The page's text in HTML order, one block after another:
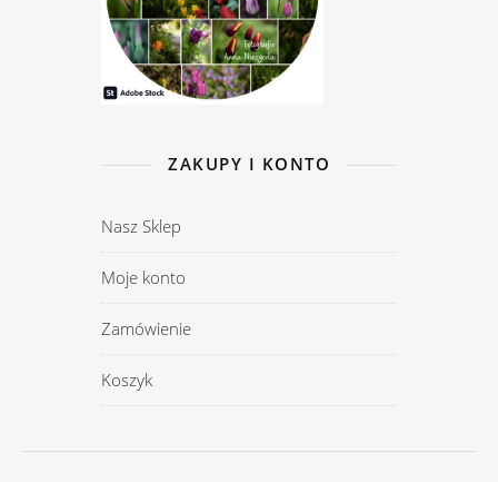
ZAKUPY I KONTO
Nasz Sklep
Moje konto
Zamówienie
Koszyk